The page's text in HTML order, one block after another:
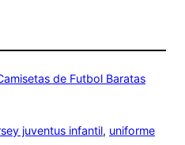
de Futbol Baratas
juventus infantil, uniforme